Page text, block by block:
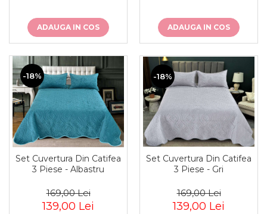
ADAUGA IN COS ADAUGA IN COS
-18%
Set Cuvertura Din Catifea
3 Piese - Albastru
169,00 Lei
139,00 Lei
-18%
Set Cuvertura Din Catifea
3 Piese - Gri
169,00 Lei
139,00 Lei